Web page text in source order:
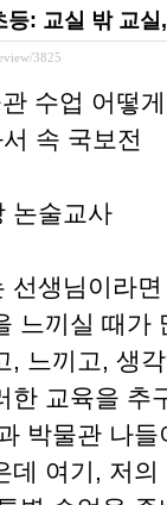
등: 교실 밖 교
3825
수업 어떻
속 국보전
논술교사
선생님이라
느끼실 때가
, 느끼고, 생
한 교육을 추
박물관 나
데 여기, 저